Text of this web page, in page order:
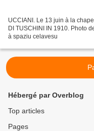
UCCIANI. Le 13 juin à la
DI TUSCHINI IN 1910. Photo
à spaziu celavesu
Hébergé par Overblog
Top articles
Pages